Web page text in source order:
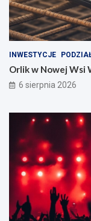
INWESTYCJE
Orlik w Nowej Wsi
6 sierpnia 2026